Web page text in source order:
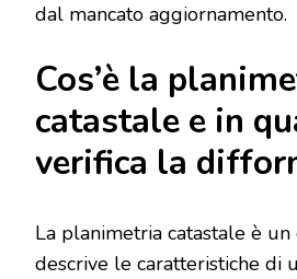
dal mancato aggiornamento.
Cos’è la
catastale e in
verifica la
La planimetria catastale è
descrive le caratteristiche di